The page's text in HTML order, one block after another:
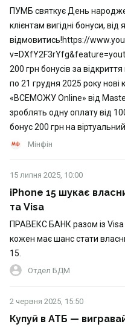
ПУМБ святкує День
клієнтам вигідні бонуси,
відмовитись!https://
200 грн бонусів за
по 21 грудня 2025 року нові
«ВСЕМОЖУ Online» від
зроблять одну оплату від
бонус 200 грн на
Мінфін
15 липня 2025, 10:00
iPhone 15 шукає
та Visa
ПРАВЕКС БАНК разом із Visa
кожен має шанс стати
15.
Отдел БДМ
2 червня 2025, 15:50
Купуй в АТБ —